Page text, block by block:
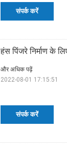
संपर्क करें
हंस पिंजरे निर्माण के
संपर्क करें
और अधिक पढ़ें
2022-08-01 17:15:51